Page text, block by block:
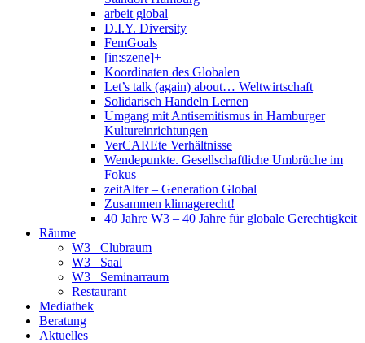
arbeit global
D.I.Y. Diversity
FemGoals
[in:szene]+
Koordinaten des Globalen
Let’s talk (again) about… Weltwirtschaft
Solidarisch Handeln Lernen
Umgang mit Antisemitismus in Hamburger
Kultureinrichtungen
VerCAREte Verhältnisse
Wendepunkte. Gesellschaftliche Umbrüche im
Fokus
zeitAlter – Generation Global
Zusammen klimagerecht!
40 Jahre W3 – 40 Jahre für globale Gerechtigkeit
Räume
W3_ Clubraum
W3_ Saal
W3_ Seminarraum
Restaurant
Mediathek
Beratung
Aktuelles